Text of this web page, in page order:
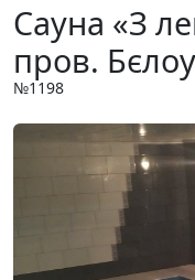
Сауна «З
пров.
№1198